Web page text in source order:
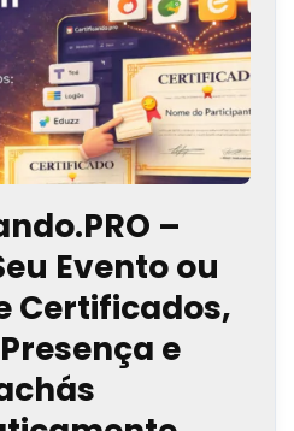
–
Evento ou
Certificados,
e